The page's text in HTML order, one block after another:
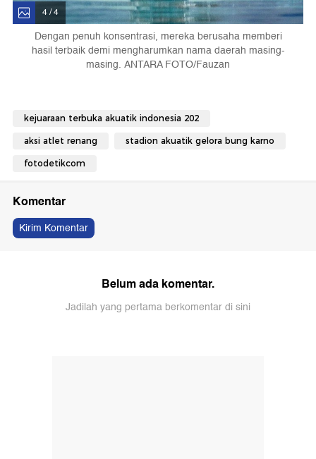
4 / 4
Dengan penuh konsentrasi, mereka berusaha memberi
hasil terbaik demi mengharumkan nama daerah masing-
masing. ANTARA FOTO/Fauzan
kejuaraan terbuka akuatik indonesia 202
aksi atlet renang stadion akuatik gelora bung karno
fotodetikcom
Komentar
Kirim Komentar
Belum ada komentar.
Jadilah yang pertama berkomentar di sini